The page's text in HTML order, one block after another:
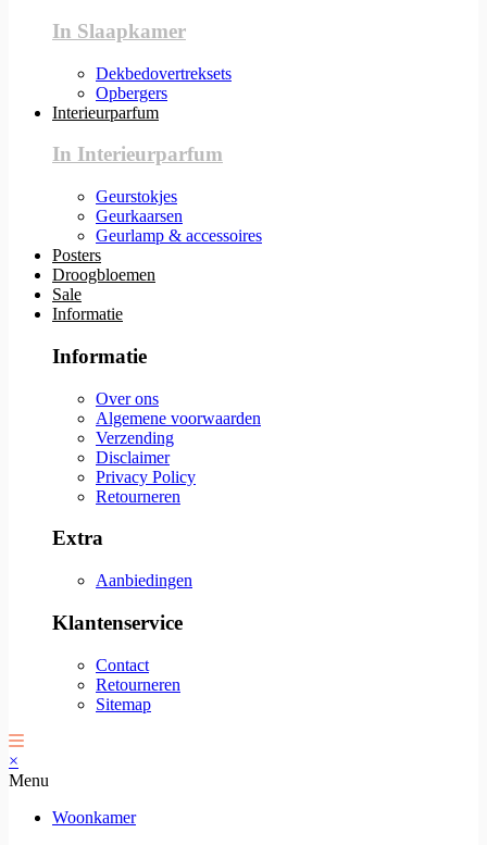
In Slaapkamer
Dekbedovertreksets
Opbergers
Interieurparfum
In Interieurparfum
Geurstokjes
Geurkaarsen
Geurlamp & accessoires
Posters
Droogbloemen
Sale
Informatie
Informatie
Over ons
Algemene voorwaarden
Verzending
Disclaimer
Privacy Policy
Retourneren
Extra
Aanbiedingen
Klantenservice
Contact
Retourneren
Sitemap
×
Menu
Woonkamer